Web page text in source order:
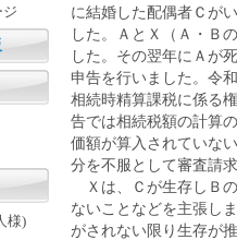
様)
に結婚した配偶者Ｃが
した。ＡとＸ（Ａ・Ｂ
した。その翌年にＡが
申告を行いました。令
相続時精算課税に係る
告では相続税額の計算
価額が算入されていな
分を不服として審査請
Ｘは、Ｃが生存しＢ
ないことなどを主張し
がされない限り生存が